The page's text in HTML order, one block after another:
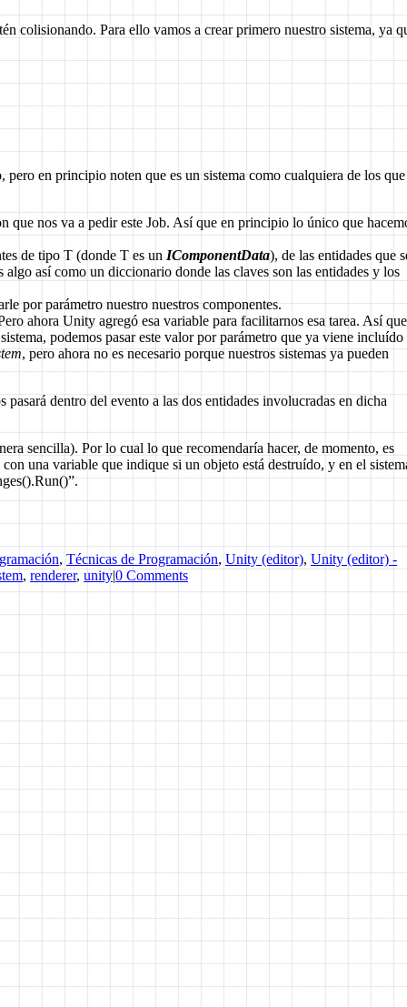
colisionando. Para ello vamos a crear primero nuestro sistema, ya
pero en principio noten que es un sistema como cualquiera de los que
que nos va a pedir este Job. Así que en principio lo único que
de tipo T (donde T es un IComponentData), de las entidades que
así como un diccionario donde las claves son las entidades y los
por parámetro nuestro nuestros componentes.
ahora Unity agregó esa variable para facilitarnos esa tarea. Así que
podemos pasar este valor por parámetro que ya viene incluído
, pero ahora no es necesario porque nuestros sistemas ya pueden
dentro del evento a las dos entidades involucradas en dicha
sencilla). Por lo cual lo que recomendaría hacer, de momento, es
una variable que indique si un objeto está destruído, y en el
, Técnicas de Programación, Unity (editor), Unity (editor) -
, renderer, unity|0 Comments